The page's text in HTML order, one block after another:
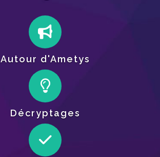
Autour d'Ametys
Décryptages